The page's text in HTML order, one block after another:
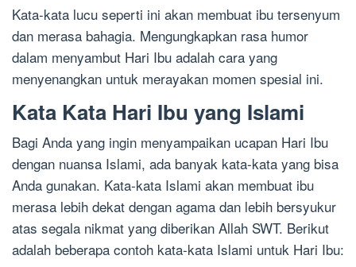
Kata-kata lucu seperti ini akan membuat ibu tersenyum
dan merasa bahagia. Mengungkapkan rasa humor
dalam menyambut Hari Ibu adalah cara yang
menyenangkan untuk merayakan momen spesial ini.
Kata Kata Hari Ibu yang Islami
Bagi Anda yang ingin menyampaikan ucapan Hari Ibu
dengan nuansa Islami, ada banyak kata-kata yang bisa
Anda gunakan. Kata-kata Islami akan membuat ibu
merasa lebih dekat dengan agama dan lebih bersyukur
atas segala nikmat yang diberikan Allah SWT. Berikut
adalah beberapa contoh kata-kata Islami untuk Hari Ibu: